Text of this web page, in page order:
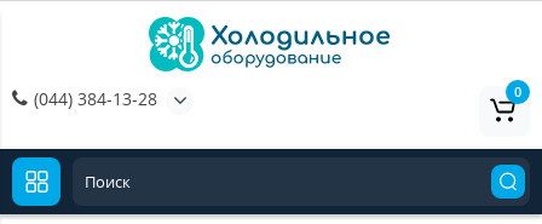
(044) 384-13-28 0